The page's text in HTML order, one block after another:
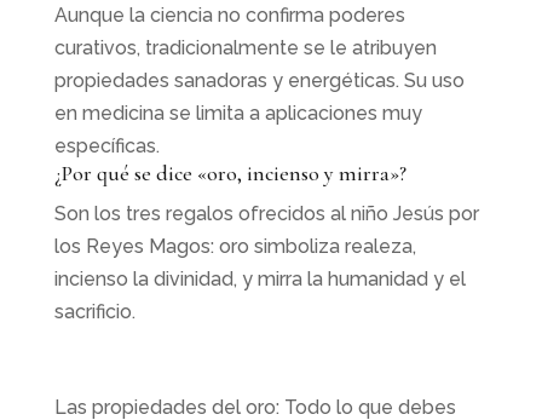
Aunque la ciencia no confirma poderes
curativos, tradicionalmente se le atribuyen
propiedades sanadoras y energéticas. Su uso
en medicina se limita a aplicaciones muy
específicas.
¿Por qué se dice «oro, incienso y mirra»?
Son los tres regalos ofrecidos al niño Jesús por
los Reyes Magos: oro simboliza realeza,
incienso la divinidad, y mirra la humanidad y el
sacrificio.
Las propiedades del oro: Todo lo que debes